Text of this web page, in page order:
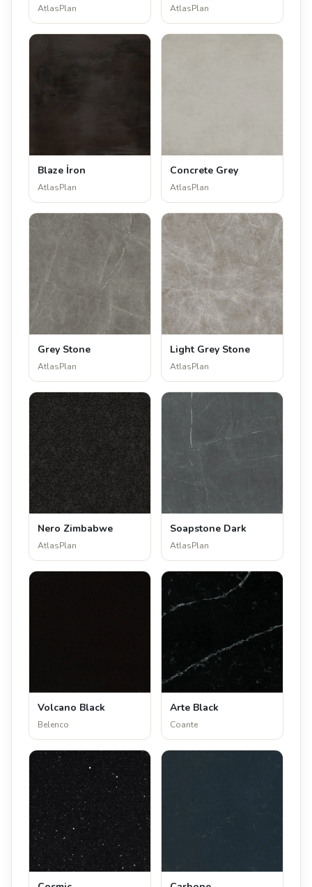
AtlasPlan AtlasPlan
Blaze İron
AtlasPlan
Concrete Grey
AtlasPlan
Grey Stone
AtlasPlan
Light Grey Stone
AtlasPlan
Nero Zimbabwe
AtlasPlan
Soapstone Dark
AtlasPlan
Volcano Black
Belenco
Arte Black
Coante